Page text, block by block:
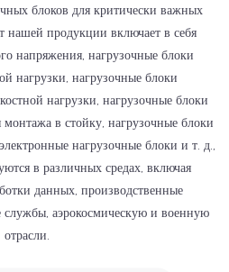
блоков для критически важных
продукции включает в себя
напряжения, нагрузочные блоки
нагрузки, нагрузочные блоки
нагрузки, нагрузочные блоки
в стойку, нагрузочные блоки
нагрузочные блоки и т. д.,
в различных средах, включая
данных, производственные
аэрокосмическую и военную
отрасли.